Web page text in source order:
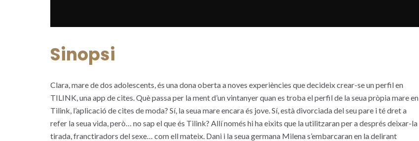
Sinopsi
Clara, mare de dos adolescents, és una dona oberta a noves experiències que decideix crear-se un perfil en
TILINK, una app de cites. Què passa per la ment d’un vintanyer quan es troba el perfil de la seua pròpia mare en
Tilink, l’aplicació de cites de moda? Sí, la seua mare encara és jove. Sí, està divorciada del seu pare i té dret a
refer la seua vida, però… no sap el que és Tilink? Allí només hi ha eixits que la utilitzaran per a després deixar-la
tirada, franctiradors del sexe… com ell mateix. Dani i la seua germana Milena s’embarcaran en la delirant